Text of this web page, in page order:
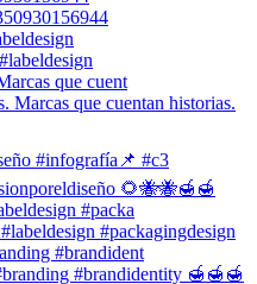
que cuent
#packa
#brandident